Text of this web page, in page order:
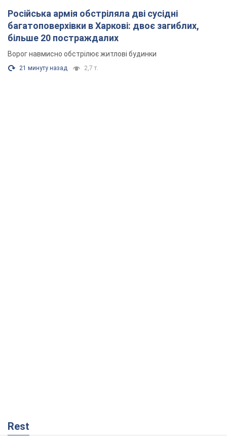
Російська армія обстріляла дві сусідні
багатоповерхівки в Харкові: двоє загиблих,
більше 20 постраждалих
Ворог навмисно обстрілює житлові будинки
21 минуту назад 2,7 т.
Rest